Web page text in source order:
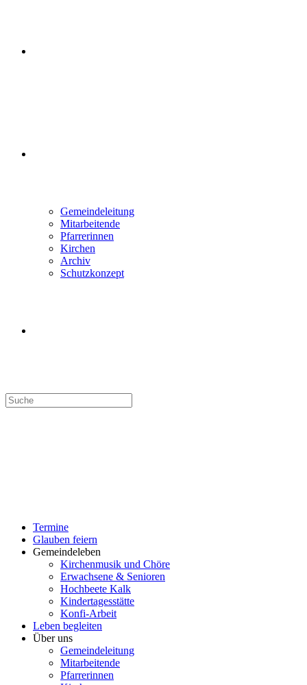
Gemeindeleitung
Mitarbeitende
Pfarrerinnen
Kirchen
Archiv
Schutzkonzept
Termine
Glauben feiern
Gemeindeleben
Kirchenmusik und Chöre
Erwachsene & Senioren
Hochbeete Kalk
Kindertagesstätte
Konfi-Arbeit
Leben begleiten
Über uns
Gemeindeleitung
Mitarbeitende
Pfarrerinnen